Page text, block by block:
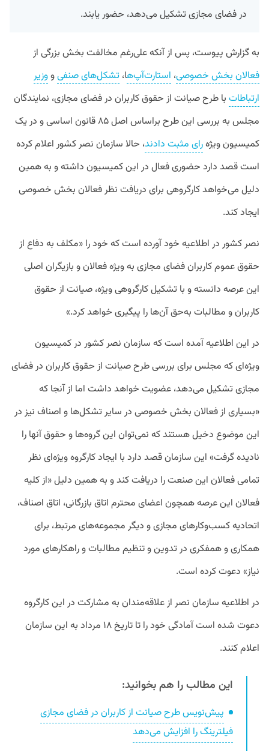
در فضای مجازی تشکیل می‌دهد، حضور یابند.
به گزارش پیوست، پس از آنکه علی‌رغم مخالفت بخش بزرگی از
فعالان بخش خصوصی، استارت‌آپ‌ها، تشکل‌های صنفیووزیر
ارتباطات با طرح صیانت از حقوق کاربران در فضای مجازی، نمایندگان
مجلس به بررسی این طرح براساس اصل ۸۵ قانون اساسی و در یک
کمیسیون ویژهرای مثبت دادند، حالا سازمان نصر کشور اعلام کرده
است قصد دارد حضوری فعال در این کمیسیون داشته و به همین
دلیل می‌خواهد کارگروهی برای دریافت نظر فعالان بخش خصوصی
ایجاد کند.
نصر کشور در اطلاعیه خود آورده است که خود را «مکلف به دفاع از
حقوق عموم کاربران فضای مجازی به ویژه فعالان و بازیگران اصلی
این عرصه دانسته و با تشکیل کارگروهی ویژه، صیانت از حقوق
کاربران و مطالبات به‌حق آن‌ها را پیگیری خواهد کرد.»
در این اطلاعیه آمده است که سازمان نصر کشور در کمیسیون
ویژه‌ای که مجلس برای بررسی طرح صیانت از حقوق کاربران در فضای
مجازی تشکیل می‌دهد، عضویت خواهد داشت اما از آنجا که
«بسیاری از فعالان بخش خصوصی در سایر تشکل‌ها و اصناف نیز در
این موضوع دخیل هستند که نمی‌توان این گروه‌ها و حقوق آنها را
نادیده گرفت» این سازمان قصد دارد با ایجاد کارگروه ویژه‌ای نظر
تمامی فعالان این صنعت را دریافت کند و به همین دلیل «از کلیه
فعالان این عرصه همچون اعضای محترم اتاق بازرگانی، اتاق اصناف،
اتحادیه کسب‌وکارهای مجازی و دیگر مجموعه‌های مرتبط، برای
همکاری و همفکری در تدوین و تنظیم مطالبات و راهکارهای مورد
نیاز» دعوت کرده است.
در اطلاعیه سازمان نصر از علاقه‌مندان به مشارکت در این کارگروه
دعوت شده است آمادگی خود را تا تاریخ ۱۸ مرداد به این سازمان
اعلام کنند.
این مطالب را هم بخوانید:
پیش‌نویس طرح صیانت از کاربران در فضای مجازی
فیلترینگ را افزایش می‌دهد